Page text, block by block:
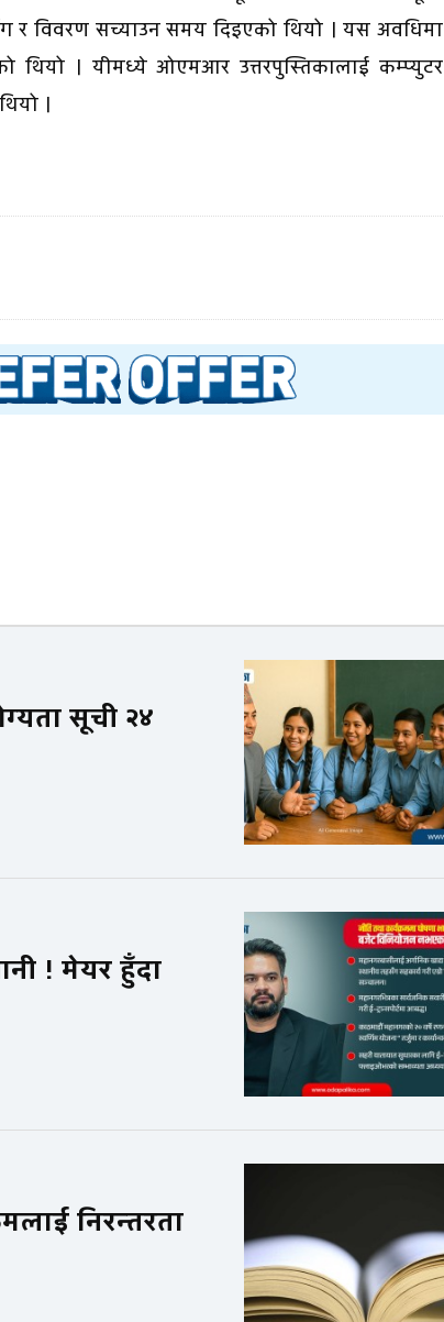
र विवरण सच्याउन समय दिइएको थियो । यस अवधिमा
थियो । यीमध्ये ओएमआर उत्तरपुस्तिकालाई कम्प्युटर
।
सूची २४
! मेयर हुँदा
निरन्तरता